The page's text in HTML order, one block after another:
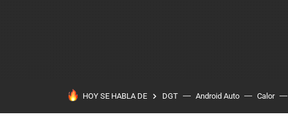
HOY SE HABLA DE DGT Android Auto Calor